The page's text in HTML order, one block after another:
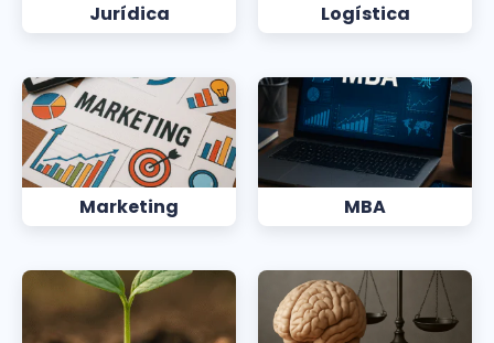
Jurídica Logística
Marketing MBA